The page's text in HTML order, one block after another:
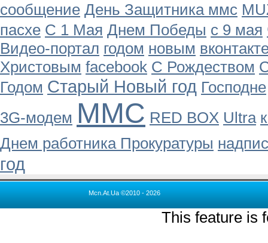
сообщение День Защитника ммс
пасхе С 1 Мая Днем Победы с 9 мая
Видео-портал годом новым
Христовым facebook С Рождеством
Годом Старый Новый год Господне
3G-модем ММС RED BOX Ultra
Днем работника Прокуратуры
год
Mcn.At.Ua ©2010 - 2026
This feature is